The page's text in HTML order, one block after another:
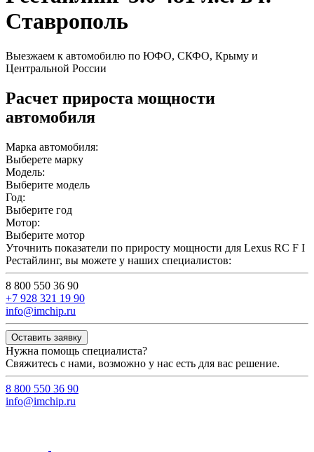
Ставрополь
Выезжаем к автомобилю по ЮФО, СКФО, Крыму и
Центральной России
Расчет прироста мощности
автомобиля
Марка автомобиля:
Выберете марку
Модель:
Выберите модель
Год:
Выберите год
Мотор:
Выберите мотор
Уточнить показатели по приросту мощности для Lexus RC F I
Рестайлинг, вы можете у наших специалистов:
8 800 550 36 90
+7 928 321 19 90
info@imchip.ru
Оставить заявку
Нужна помощь специалиста?
Свяжитесь с нами, возможно у нас есть для вас решение.
8 800 550 36 90
info@imchip.ru